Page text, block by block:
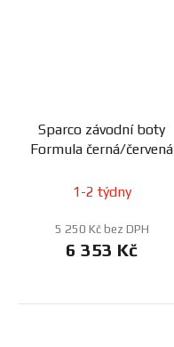
Sparco závodní boty
Formula černá/červená
1-2 týdny
5 250 Kč bez DPH
6 353 Kč